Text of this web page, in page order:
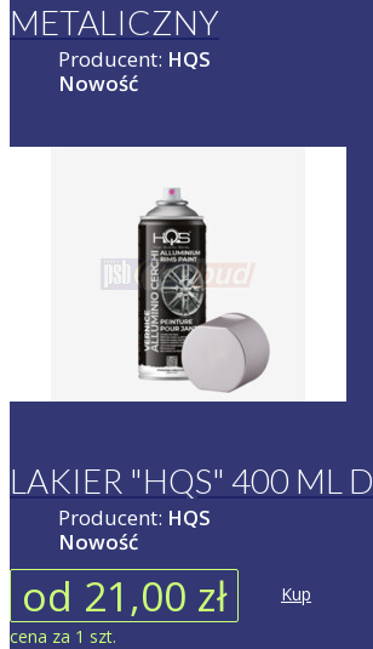
METALICZNY
Producent: HQS
Nowość
LAKIER "HQS" 400 ML
Producent: HQS
Nowość
od 21,00 zł
Kup
cena za 1 szt.